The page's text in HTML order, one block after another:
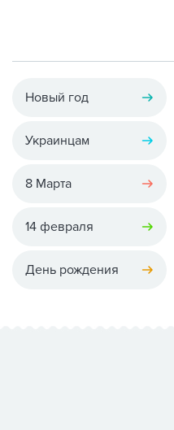
Новый год
Украинцам
8 Марта
14 февраля
День рождения